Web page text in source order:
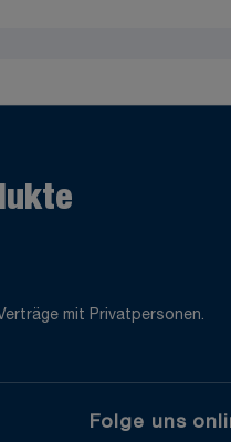
mit Privatpersonen.
Folge uns